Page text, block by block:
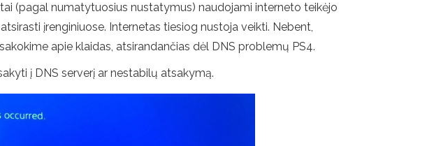
(pagal numatytuosius nustatymus) naudojami interneto teikėjo
įrenginiuose. Internetas tiesiog nustoja veikti. Nebent,
apie klaidas, atsirandančias dėl DNS problemų PS4.
į DNS serverį ar nestabilų atsakymą.